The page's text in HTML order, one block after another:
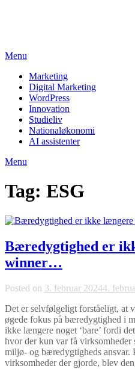
Menu
Marketing
Digital Marketing
WordPress
Innovation
Studieliv
Nationaløkonomi
AI assistenter
Menu
Tag: ESG
Bæredygtighed er
winner…
Posted on 3. februar 20244.
Det er selvfølgeligt forståeligt, at
øgede fokus på bæredygtighed i
ikke længere noget ‘bare’ fordi
hvor der kun var få virksomheder
miljø- og bæredygtigheds ansvar.
virksomheder der gjorde, blev